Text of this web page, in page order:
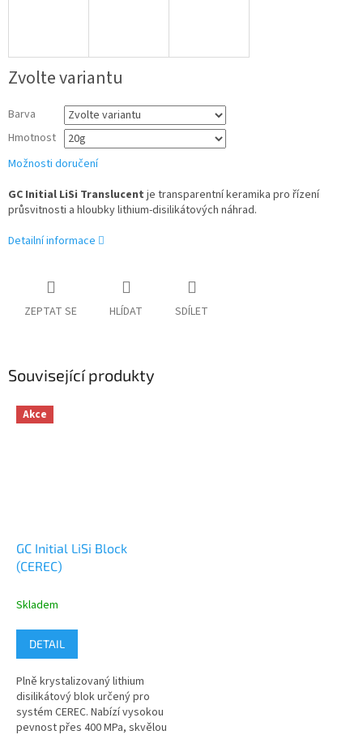
Zvolte variantu
Barva
Hmotnost
Možnosti doručení
GC Initial LiSi Translucent je transparentní keramika pro řízení
průsvitnosti a hloubky lithium-disilikátových náhrad.
Detailní informace
ZEPTAT SE HLÍDAT SDÍLET
Související produkty
Akce
GC Initial LiSi Block
(CEREC)
Skladem
DETAIL
Plně krystalizovaný lithium
disilikátový blok určený pro
systém CEREC. Nabízí vysokou
pevnost přes 400 MPa, skvělou